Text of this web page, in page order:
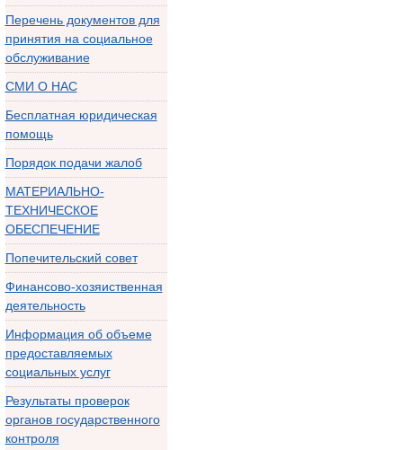
Перечень документов для
принятия на социальное
обслуживание
СМИ О НАС
Бесплатная юридическая
помощь
Порядок подачи жалоб
МАТЕРИАЛЬНО-
ТЕХНИЧЕСКОЕ
ОБЕСПЕЧЕНИЕ
Попечительский совет
Финансово-хозяиственная
деятельность
Информация об объеме
предоставляемых
социальных услуг
Результаты проверок
органов государственного
контроля